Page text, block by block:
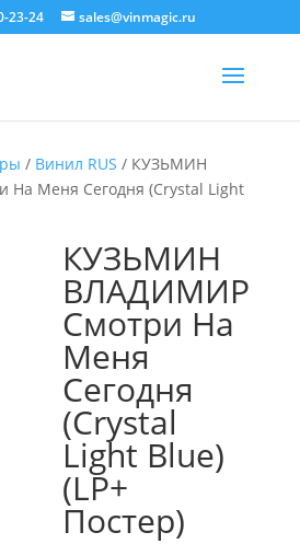
23-24 sales@vinmagic.ru
/ Винил RUS / КУЗЬМИН
Меня Сегодня (Crystal Light
КУЗЬМИН
ВЛАДИМИР
Смотри На
Меня
Сегодня
(Crystal
Light Blue)
(LP+
Постер)